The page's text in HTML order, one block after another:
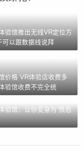
验馆推出无线VR定位方
可以跟数据线说拜
价格 VR体验店收费多
验馆收费不完全统
验馆：让你变身为“愤怒